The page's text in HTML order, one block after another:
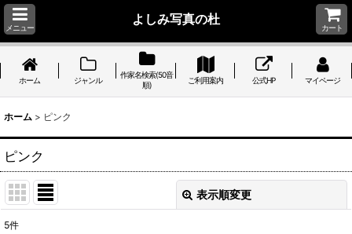
メニュー
よしみ写真の杜
カート
ホーム ジャンル
作家名検索(50音
順)
ご利用案内 公式HP マイページ
ホーム > ピンク
ピンク
表示順変更
5件